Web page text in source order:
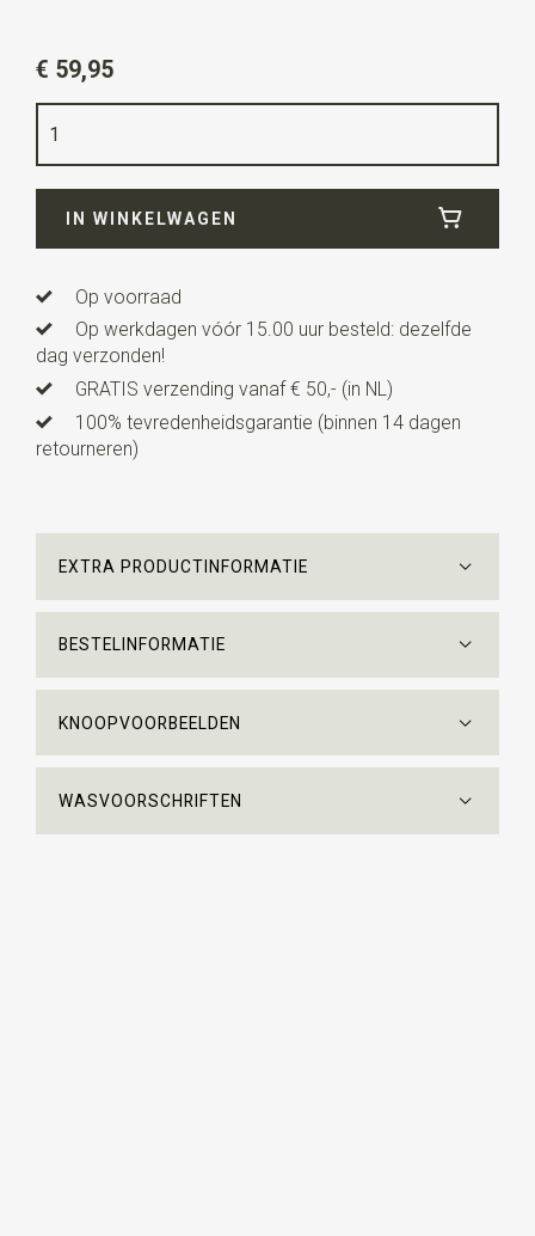
blauw / rood / beige / goud
Kwaliteit
Lengte81 cm
All M.C. Escher Works © the M.C. Escher Company B.V.
€ 59,95
IN WINKELWAGEN
Op voorraad
Op werkdagen vóór 15.00 uur besteld: dezelfde
dag verzonden!
GRATIS verzending vanaf € 50,- (in NL)
100% tevredenheidsgarantie (binnen 14 dagen
retourneren)
EXTRA PRODUCTINFORMATIE
BESTELINFORMATIE
KNOOPVOORBEELDEN
WASVOORSCHRIFTEN